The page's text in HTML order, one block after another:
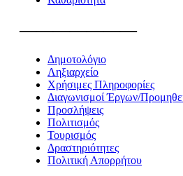
———————
Δημοτολόγιο
Ληξιαρχείο
Χρήσιμες Πληροφορίες
Διαγωνισμοί Έργων/
Προσλήψεις
Πολιτισμός
Τουρισμός
Δραστηριότητες
Πολιτική Απορρήτου